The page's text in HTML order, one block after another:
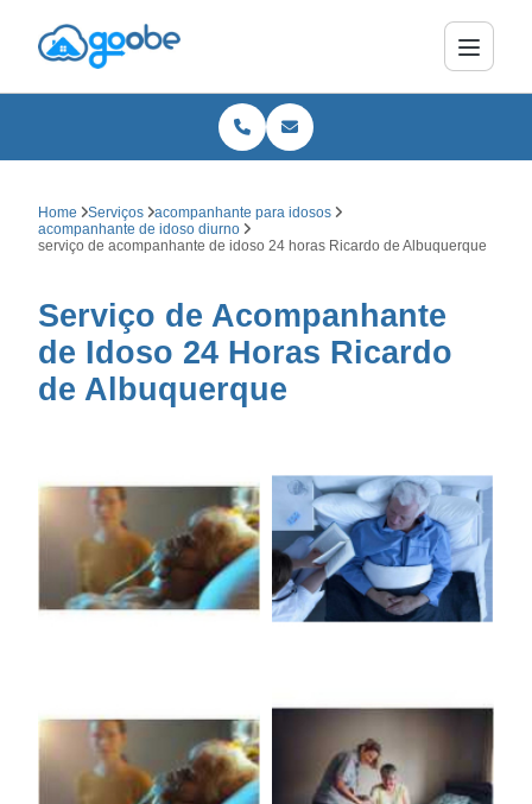
Home Serviços
acompanhante para idosos
acompanhante de idoso diurno
serviço de acompanhante de idoso 24 horas Ricardo de Albuquerque
Serviço de Acompanhante
de Idoso 24 Horas Ricardo
de Albuquerque